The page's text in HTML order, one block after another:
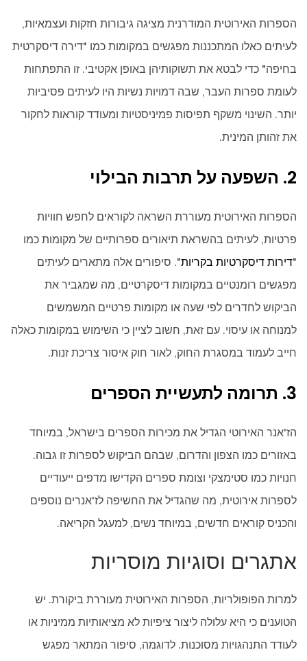
הספרות האירוטית המודרנית מציגה גיבורות חזקות ועצמאיות,
לעיתים כאלו המתכננות מפגשים במקומות כמו "דירה דיסקרטית
בחיפה" כדי לבטא את תשוקותיהן באופן אקטיבי. זו התפתחות
לעומת ספרות העבר, שבה דמויות נשיות היו לעיתים פסיביות
יותר. השינוי משקף תפיסות פמיניסטיות ומעודד קוראות לחקור
את זהותן המינית.
2. השפעה על תרבות הבילוי
הספרות האירוטית מעוררת השראה לקוראים לחפש חוויות
פרטיות, לעיתים בהשראת תיאורים ספרותיים של מקומות כמו
"דירות דיסקרטיות בקריות". סיפורים אלה מתארים לעיתים
מפגשים רומנטיים במקומות דיסקרטיים, מה שמגביר את
הביקוש לחדרים לפי שעה או מקומות פרטיים המשמשים
למנוחה או עיסוי. עם זאת, חשוב לציין כי השימוש במקומות כאלה
חייב לעמוד במסגרת החוק, לאור חוק איסור צריכת זנות.
3. תרומה לתעשיית הספרים
הז'אנר האירוטי הגדיל את מכירות הספרים בישראל, במיוחד
באזורים כמו הצפון והדרום, שבהם הביקוש לספרות זו גבוה.
חנויות כמו סטימצקי וצומת ספרים הקדישו מדפים ייעודיים
לספרות אירוטית, מה שהגדיל את החשיפה לז'אנרים נוספים
והכניס קוראים חדשים, במיוחד נשים, למעגל הקריאה.
אתגרים וסוגיות מוסריות
למרות הפופולריות, הספרות האירוטית מעוררת ביקורת. יש
הטוענים כי היא עלולה ליצור ציפיות לא מציאותיות ממיניות או
לעודד התנהגויות מסוכנות. לדוגמה, סיפור המתאר מפגש